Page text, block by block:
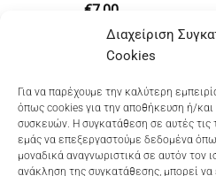
Διαχείριση
Cookies
Για να παρέχουμε την καλύτερη
όπως cookies για την αποθήκευση ή/
συσκευών. Η συγκατάθεση σε αυτές τις
εμάς να επεξεργαστούμε δεδομένα
μοναδικά αναγνωριστικά σε αυτόν τον
ανάκληση της συγκατάθεσης, μπορεί
€7,00
Dioni Hair Care,
Dioni Hair Spa, Κ.